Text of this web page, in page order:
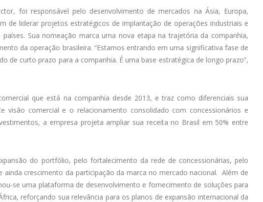
foi responsável pelo desenvolvimento de mercados na Ásia, Europa,
de liderar projetos estratégicos de implantação de operações industriais e
Sua nomeação marca uma nova etapa na trajetória da companhia,
da operação brasileira. “Estamos entrando em uma significativa fase de
de curto prazo para a companhia. É uma base estratégica de longo prazo”,
que está na companhia desde 2013, e traz como diferenciais sua
visão comercial e o relacionamento consolidado com concessionários e
a empresa projeta ampliar sua receita no Brasil em 50% entre
do portfólio, pelo fortalecimento da rede de concessionárias, pelo
ainda crescimento da participação da marca no mercado nacional. Além de
se uma plataforma de desenvolvimento e fornecimento de soluções para
reforçando sua relevância para os planos de expansão internacional da